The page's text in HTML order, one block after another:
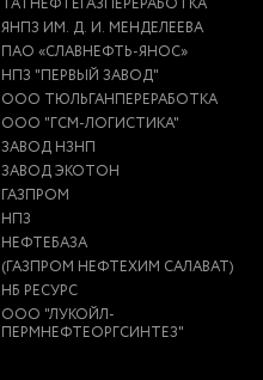
ЯНПЗ ИМ. Д. И. МЕНДЕЛЕЕВА
ПАО «СЛАВНЕФТЬ-ЯНОС»
НПЗ "ПЕРВЫЙ ЗАВОД"
ООО ТЮЛЬГАНПЕРЕРАБОТКА
ООО "ГСМ-ЛОГИСТИКА"
ЗАВОД НЗНП
ЗАВОД ЭКОТОН
ГАЗПРОМ
НПЗ
НЕФТЕБАЗА
(ГАЗПРОМ НЕФТЕХИМ САЛАВАТ)
НБ РЕСУРС
ООО "ЛУКОЙЛ-
ПЕРМНЕФТЕОРГСИНТЕЗ"